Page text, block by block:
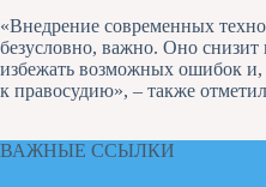
«Внедрение современных
безусловно, важно. Оно снизит
избежать возможных ошибок и,
к правосудию», – также
ВАЖНЫЕ ССЫЛКИ